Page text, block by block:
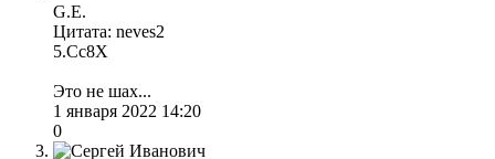
G.E.
Цитата: neves2
5.Сc8X
Это не шах...
1 января 2022 14:20
0